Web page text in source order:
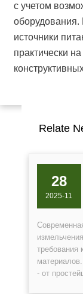
с учетом
источники
практически
Relate
28
2025-11
требования
- от